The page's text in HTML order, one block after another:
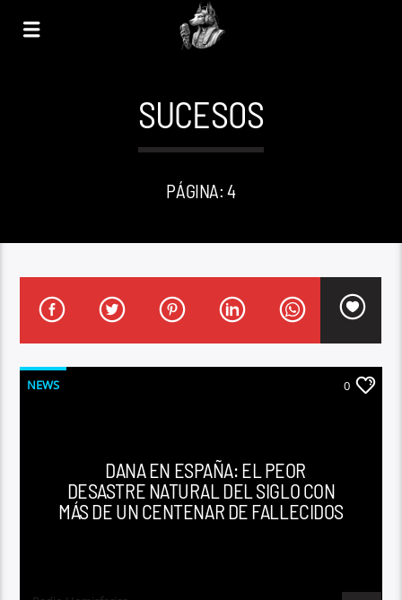
SUCESOS
PÁGINA: 4
NEWS 0
DANA EN ESPAÑA: EL PEOR
DESASTRE NATURAL DEL SIGLO CON
MÁS DE UN CENTENAR DE FALLECIDOS